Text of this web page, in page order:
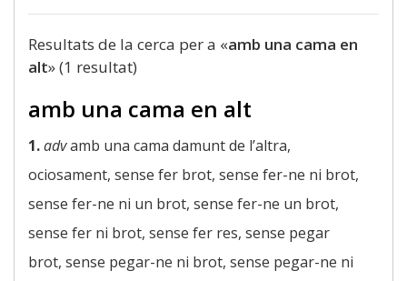
Resultats de la cerca per a «amb una cama en
alt» (1 resultat)
amb una cama en alt
1.advamb una cama damunt de l’altra,
ociosament, sense fer brot, sense fer-ne ni brot,
sense fer-ne ni un brot, sense fer-ne un brot,
sense fer ni brot, sense fer res, sense pegar
brot, sense pegar-ne ni brot, sense pegar-ne ni